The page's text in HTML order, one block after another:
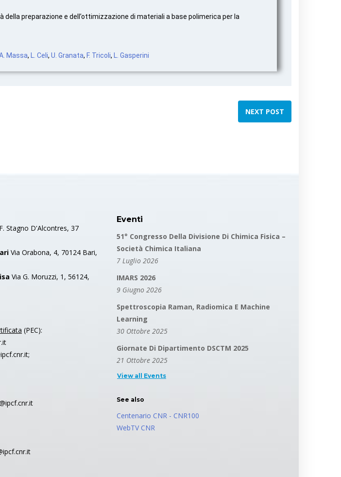
della preparazione e dell’ottimizzazione di materiali a base polimerica per la
Massa, L. Celi, U. Granata, F. Tricoli, L. Gasperini
NEXT POST
Stagno D'Alcontres, 37
Via Orabona, 4, 70124 Bari,
Via G. Moruzzi, 1, 56124,
(PEC):
Eventi
51° Congresso Della Divisione Di Chimica Fisica –
Società Chimica Italiana
7 Luglio 2026
IMARS 2026
9 Giugno 2026
Spettroscopia Raman, Radiomica E Machine
Learning
30 Ottobre 2025
Giornate Di Dipartimento DSCTM 2025
21 Ottobre 2025
View all Events
See also
Centenario CNR - CNR100
WebTV CNR